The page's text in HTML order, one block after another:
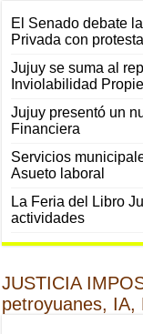
El Senado debate
Privada con
Jujuy se suma al
Inviolabilidad
Jujuy presentó un
Financiera
Servicios
Asueto laboral
La Feria del Libro
actividades
JUSTICIA
petroyuanes, IA,